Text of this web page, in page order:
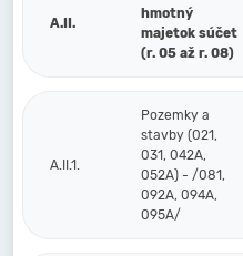
A.II.
hmotný
majetok súčet
(r. 05 až r. 08)
A.II.1.
Pozemky a
stavby (021,
031, 042A,
052A) - /081,
092A, 094A,
095A/